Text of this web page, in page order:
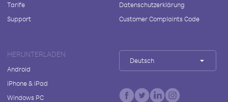
Tarife
Support
Datenschutzerklärung
Customer Complaints Code
HERUNTERLADEN
Android
iPhone & iPad
Windows PC
Deutsch